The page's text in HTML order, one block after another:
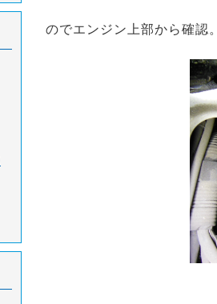
のでエンジン上部から確認。